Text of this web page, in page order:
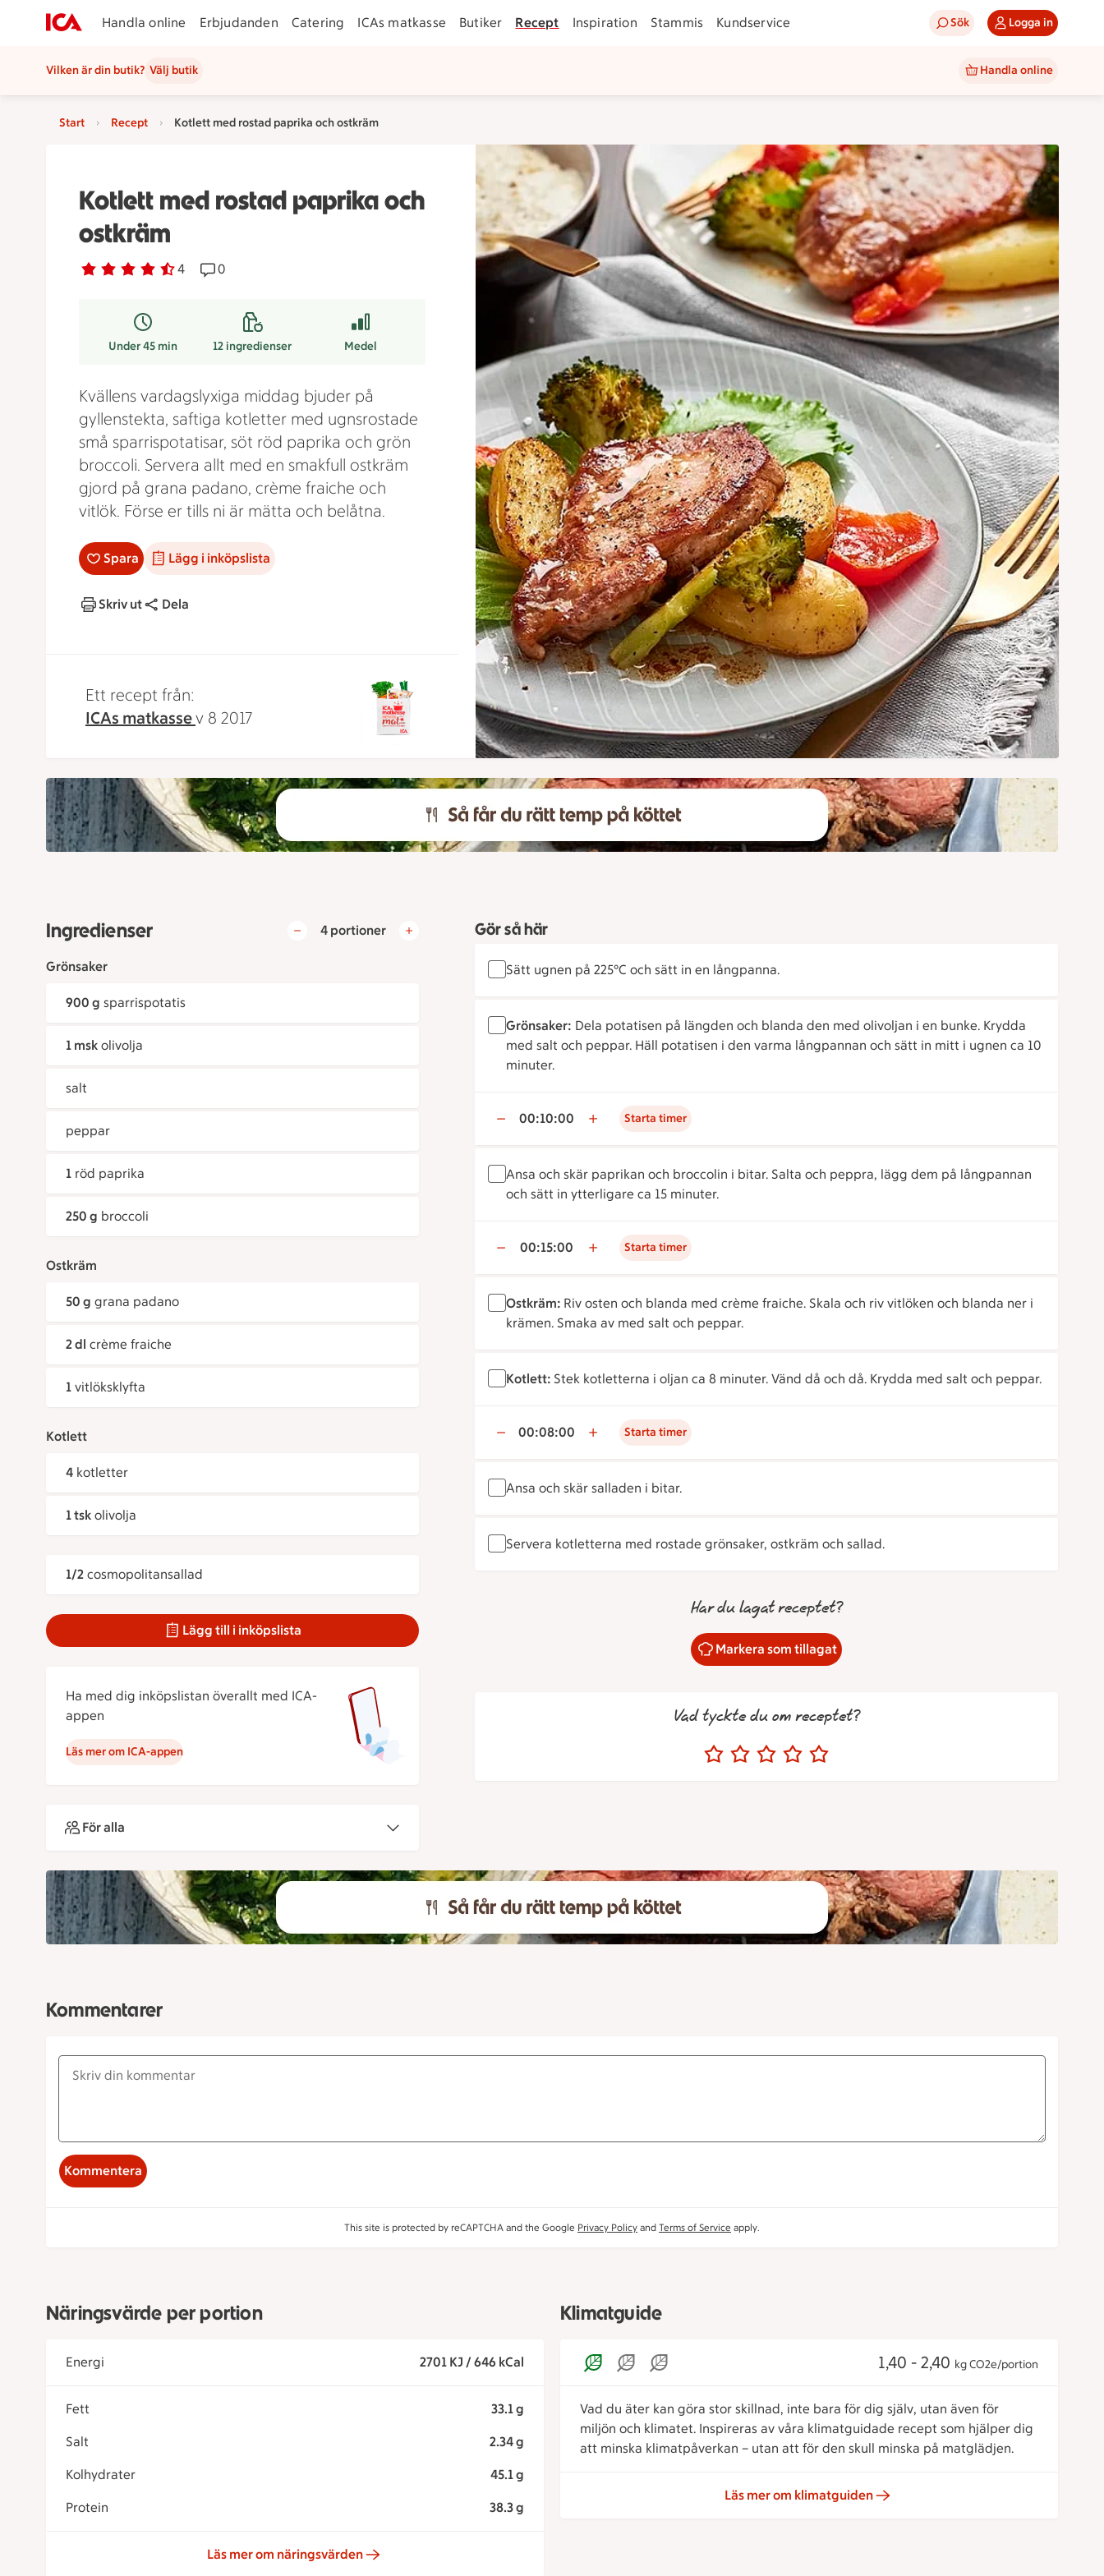
Handla online Erbjudanden Catering ICAs matkasse Butiker Recept Inspiration Stammis Kundservice Sök Logga in
Vilken är din butik? Välj butik Handla online
Start Recept Kotlett med rostad paprika och ostkräm
Kotlett med rostad paprika och
ostkräm
Betyg 4.5 av 5. 4
4 personer har röstatReceptet har 0 kommentarer
0
Under 45 min 12ingredienser Medel
Kvällens vardagslyxiga middag bjuder på
gyllenstekta, saftiga kotletter med ugnsrostade
små sparrispotatisar, söt röd paprika och grön
broccoli. Servera allt med en smakfull ostkräm
gjord på grana padano, crème fraiche och
vitlök. Förse er tills ni är mätta och belåtna.
Spara Lägg i inköpslista
Skriv ut Dela
Ett recept från:
ICAs matkassev 8 2017
Ingredienser 4 portioner
Grönsaker
900 g sparrispotatis
1 msk olivolja
salt
peppar
1 röd paprika
250 g broccoli
Ostkräm
50 g grana padano
2 dl crème fraiche
1 vitlöksklyfta
Kotlett
4 kotletter
1 tsk olivolja
1/2 cosmopolitansallad
Lägg till i inköpslista
Ha med dig inköpslistan överallt med ICA-
appen
Läs mer om ICA-appen
För alla
Gör så här
Sätt ugnen på 225°C och sätt in en långpanna.
Grönsaker: Dela potatisen på längden och blanda den med olivoljan i en bunke. Krydda
med salt och peppar. Häll potatisen i den varma långpannan och sätt in mitt i ugnen ca 10
minuter.
00:10:00 Starta timer
Ansa och skär paprikan och broccolin i bitar. Salta och peppra, lägg dem på långpannan
och sätt in ytterligare ca 15 minuter.
00:15:00 Starta timer
Ostkräm: Riv osten och blanda med crème fraiche. Skala och riv vitlöken och blanda ner i
krämen. Smaka av med salt och peppar.
Kotlett: Stek kotletterna i oljan ca 8 minuter. Vänd då och då. Krydda med salt och peppar.
00:08:00 Starta timer
Ansa och skär salladen i bitar.
Servera kotletterna med rostade grönsaker, ostkräm och sallad.
Har du lagat receptet?
Markera som tillagat
Vad tyckte du om receptet?
Kommentarer
Kommentera
This site is protected by reCAPTCHA and the Google Privacy Policy and Terms of Service apply.
Näringsvärde per portion
Energi 2701 KJ / 646 kCal
Fett 33.1 g
Salt 2.34 g
Kolhydrater 45.1 g
Protein 38.3 g
Läs mer om näringsvärden
Klimatguide
1,40 - 2,40 kg CO2e/portion
Vad du äter kan göra stor skillnad, inte bara för dig själv, utan även för
miljön och klimatet. Inspireras av våra klimatguidade recept som hjälper dig
att minska klimatpåverkan – utan att för den skull minska på matglädjen.
Läs mer om klimatguiden